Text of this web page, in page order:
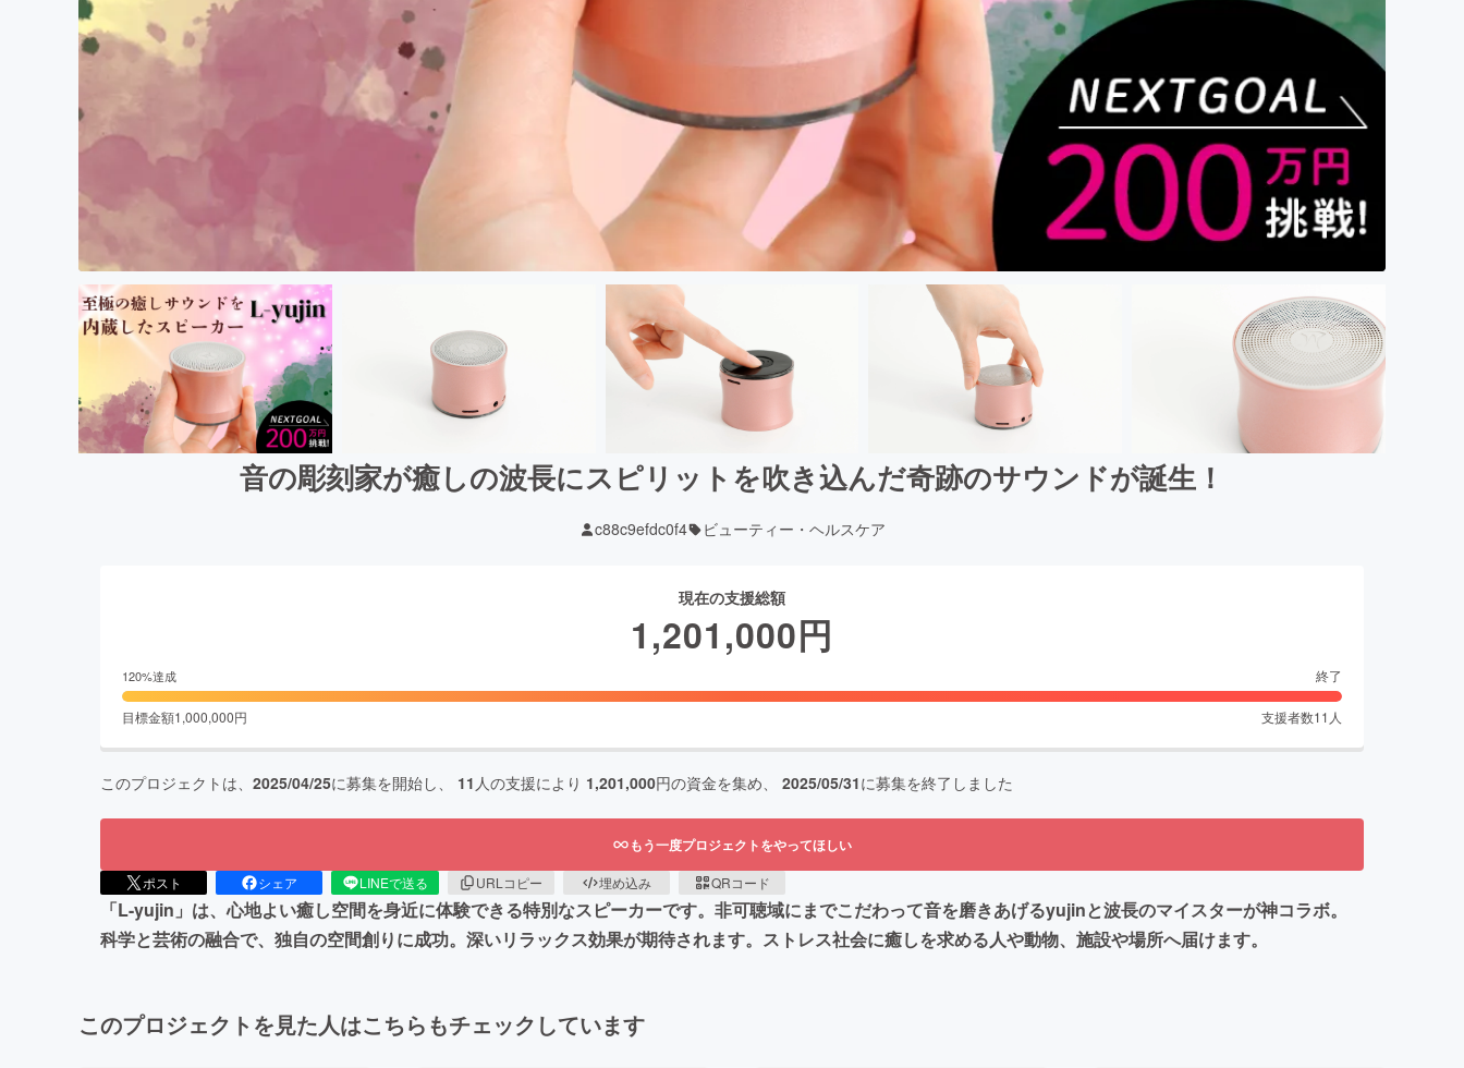
音の彫刻家が癒しの波長にスピリットを吹き込んだ奇跡のサウンドが誕生！
c88c9efdc0f4 ビューティー・ヘルスケア
現在の支援総額
1,201,000円
120%達成 終了
目標金額1,000,000円 支援者数11 人
このプロジェクトは、 2025/04/25に募集を開始し、 11 人の支援により 1,201,000円の資金を集め、 2025/05/31に募集を終了しました
もう一度プロジェクトをやってほしい
ポスト シェア LINEで送る URLコピー 埋め込み QRコード
「L-yujin」は、心地よい癒し空間を身近に体験できる特別なスピーカーです。非可聴域にまでこだわって音を磨きあげるyujinと波長のマイスターが神コラボ。
科学と芸術の融合で、独自の空間創りに成功。深いリラックス効果が期待されます。ストレス社会に癒しを求める人や動物、施設や場所へ届けます。
このプロジェクトを見た人はこちらもチェックしています